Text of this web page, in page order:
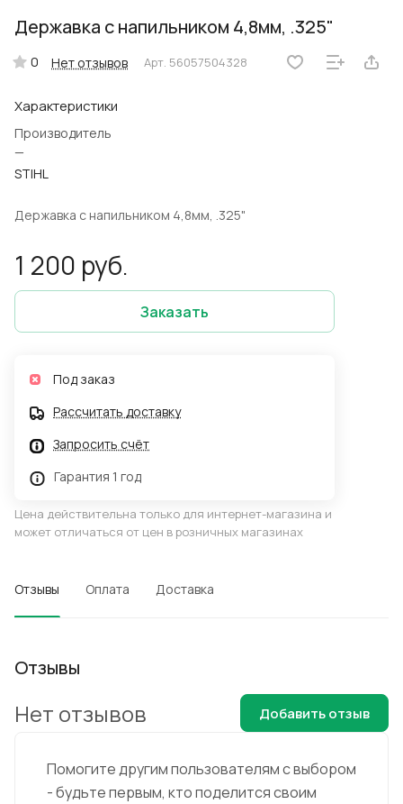
Державка с напильником 4,8мм, .325"
0 Нет отзывов Арт. 56057504328
Характеристики
Производитель
—
STIHL
Державка с напильником 4,8мм, .325"
1 200 руб.
Заказать
Под заказ
Рассчитать доставку
Запросить счёт
Гарантия 1 год
Цена действительна только для интернет-магазина и
может отличаться от цен в розничных магазинах
Отзывы Оплата Доставка
Отзывы
Помогите другим пользователям с выбором
- будьте первым, кто поделится своим
Нет отзывов Добавить отзыв